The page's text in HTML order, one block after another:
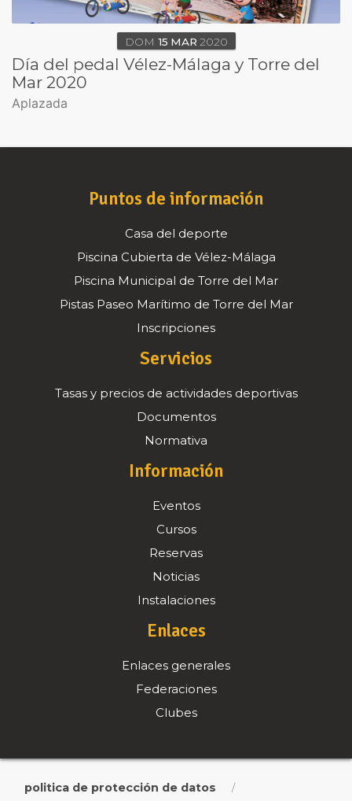
DOM 15 MAR 2020
Día del pedal Vélez-Málaga y Torre del
Mar 2020
Aplazada
Puntos de información
Casa del deporte
Piscina Cubierta de Vélez-Málaga
Piscina Municipal de Torre del Mar
Pistas Paseo Marítimo de Torre del Mar
Inscripciones
Servicios
Tasas y precios de actividades deportivas
Documentos
Normativa
Información
Eventos
Cursos
Reservas
Noticias
Instalaciones
Enlaces
Enlaces generales
Federaciones
Clubes
politica de protección de datos /